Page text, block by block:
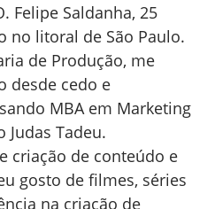
Felipe Saldanha, 25
no litoral de São Paulo.
de Produção, me
desde cedo e
MBA em Marketing
Judas Tadeu.
criação de conteúdo e
gosto de filmes, séries
na criação de